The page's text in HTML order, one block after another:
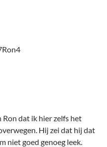
Ron dat ik hier zelfs het
Hij zei dat hij dat
niet goed genoeg leek.